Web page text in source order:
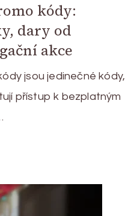
kódy:
dary od
akce
jsou jedinečné kódy,
přístup k bezplatným